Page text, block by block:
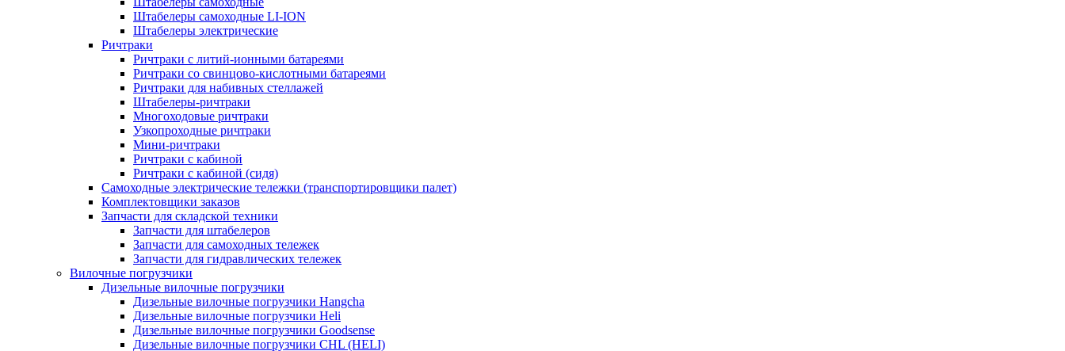
Штабелеры самоходные LI-ION
Штабелеры электрические
Ричтраки
Ричтраки с литий-ионными батареями
Ричтраки со свинцово-кислотными батареями
Ричтраки для набивных стеллажей
Штабелеры-ричтраки
Многоходовые ричтраки
Узкопроходные ричтраки
Мини-ричтраки
Ричтраки с кабиной
Ричтраки с кабиной (сидя)
Самоходные электрические тележки (транспортировщики палет)
Комплектовщики заказов
Запчасти для складской техники
Запчасти для штабелеров
Запчасти для самоходных тележек
Запчасти для гидравлических тележек
Вилочные погрузчики
Дизельные вилочные погрузчики
Дизельные вилочные погрузчики Hangcha
Дизельные вилочные погрузчики Heli
Дизельные вилочные погрузчики Goodsense
Дизельные вилочные погрузчики CHL (HELI)